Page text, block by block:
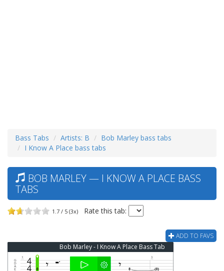
Bass Tabs Artists: B
Bob Marley bass tabs
I Know A Place bass tabs
BOB MARLEY — I KNOW A PLACE BASS
TABS
1.7 / 5 (3x) Rate this tab:
ADD TO FAVS
Bob Marley - I Know A Place Bass Tab